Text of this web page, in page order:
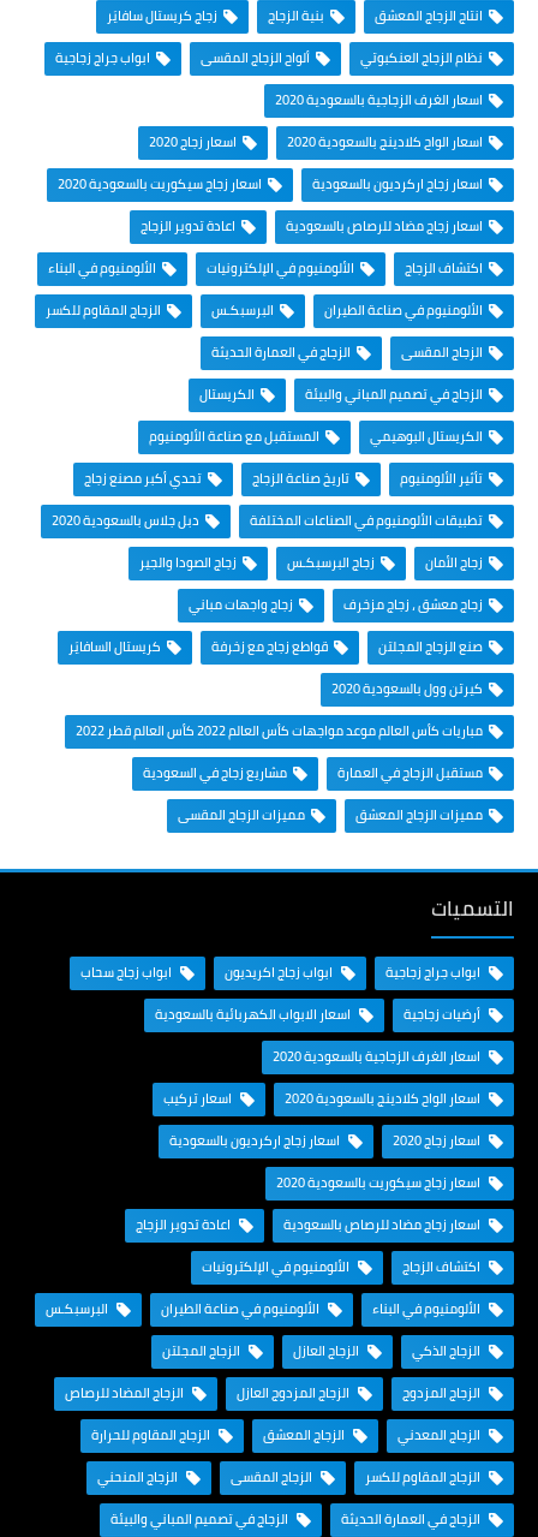
انتاج الزجاج المعشق
بنية الزجاج
زجاج كريستال سافايَر
نظام الزجاج العنكبوتي
ألواح الزجاج المقسى
ابواب جراج زجاجية
اسعار الغرف الزجاجية بالسعودية 2020
اسعار الواح كلادينج بالسعودية 2020
اسعار زجاج 2020
اسعار زجاج اركرديون بالسعودية
اسعار زجاج سيكوريت بالسعودية 2020
اسعار زجاج مضاد للرصاص بالسعودية
اعادة تدوير الزجاج
اكتشاف الزجاج
الألومنيوم في الإلكترونيات
الألومنيوم في البناء
الألومنيوم في صناعة الطيران
البرسبكـس
الزجاج المقاوم للكسر
الزجاج المقسى
الزجاج في العمارة الحديثة
الزجاج في تصميم المباني والبيئة
الكريستال
الكريستال البوهيمي
المستقبل مع صناعة الألومنيوم
تأثير الألومنيوم
تاريخ صناعة الزجاج
تحدي أكبر مصنع زجاج
تطبيقات الألومنيوم في الصناعات المختلفة
دبل جلاس بالسعودية 2020
زجاج الأمان
زجاج البرسبكـس
زجاج الصودا والجير
زجاج معشق ، زجاج مزخرف
زجاج واجهات مباني
صنع الزجاج المجلتن
قواطع زجاج مع زخرفة
كريستال السافايَر
كيرتن وول بالسعودية 2020
مباريات كأس العالم موعد مواجهات كأس العالم 2022 كأس العالم قطر 2022
مستقبل الزجاج في العمارة
مشاريع زجاج في السعودية
مميزات الزجاج المعشق
مميزات الزجاج المقسى
التسميات
ابواب جراج زجاجية ابواب زجاج اكريديون
ابواب زجاج سحاب
أرضيات زجاجية
اسعار الابواب الكهربائية بالسعودية
اسعار الغرف الزجاجية بالسعودية 2020
اسعار الواح كلادينج بالسعودية 2020
اسعار تركيب
اسعار زجاج 2020
اسعار زجاج اركرديون بالسعودية
اسعار زجاج سيكوريت بالسعودية 2020
اسعار زجاج مضاد للرصاص بالسعودية
اعادة تدوير الزجاج
اكتشاف الزجاج
الألومنيوم في الإلكترونيات
الألومنيوم في البناء
الألومنيوم في صناعة الطيران
البرسبكـس
الزجاج الذكي
الزجاج العازل
الزجاج المجلتن
الزجاج المزدوج
الزجاج المزدوج العازل
الزجاج المضاد للرصاص
الزجاج المعدني
الزجاج المعشق
الزجاج المقاوم للحرارة
الزجاج المقاوم للكسر
الزجاج المقسى
الزجاج المنحني
الزجاج في العمارة الحديثة
الزجاج في تصميم المباني والبيئة